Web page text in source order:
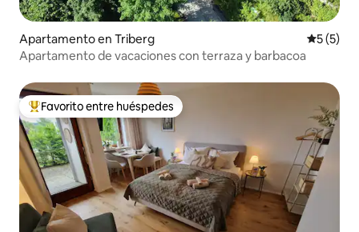
Apartamento en Triberg
5 (5)
Apartamento de vacaciones con terraza y barbacoa
Favorito entre huéspedes preferido
Favorito entre huéspedes